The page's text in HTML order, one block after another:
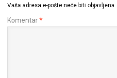
Vaša adresa e-pošte neće biti objavljena.
Komentar*